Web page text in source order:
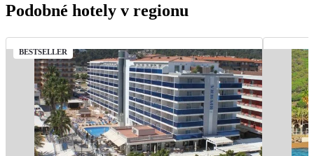
Podobné hotely v regionu
BESTSELLER